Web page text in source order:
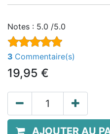
Notes : 5.0 /5.0
3 Commentaire(s)
19,95 €
AJOUTER AU